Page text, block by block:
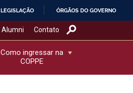
LEGISLAÇÃO ÓRGÃOS DO GOVERNO
Alumni Contato
Como ingressar na
COPPE